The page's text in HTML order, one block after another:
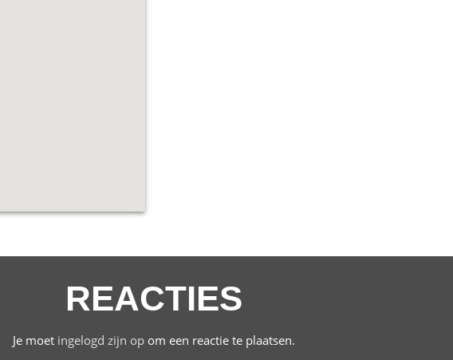
REACTIES
Je moet ingelogd zijn opom een reactie te plaatsen.